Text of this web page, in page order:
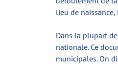
lieu de
Dans la plupart
nationale. Ce
municipales. On